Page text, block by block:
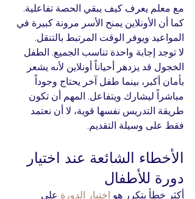
مع معلم يعرف كيف يبقي الحصة تفاعلية.
كما أن الأونلاين يمنح الأسر مرونة كبيرة في
المواعيد ويوفر الوقت المرتبط بالتنقل.
لا توجد إجابة واحدة تناسب الجميع. الطفل
الخجول قد يزدهر أحياناً أونلاين لأنه يشعر
بأمان أكبر، بينما طفل آخر يحتاج وجوداً
مباشراً ليشارك ويتفاعل. المهم أن تكون
طريقة التدريس نفسها قوية، لا أن نعتمد
فقط على وسيلة التقديم.
الأخطاء الشائعة عند اختيار
دورة للأطفال
أكثر خطأ يتكرر هو اختيار الدورة على